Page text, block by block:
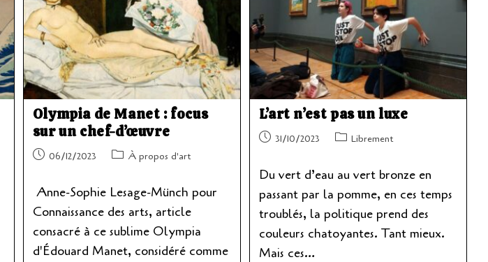
Olympia de Manet : focus
sur un chef-d’œuvre
Publication
06/12/2023
PostÀ propos d'art
Anne-Sophie Lesage-Münch pour
Connaissance des arts, article
consacré à ce sublime Olympia
d'Édouard Manet, considéré comme
L’art n’est pas un luxe
Publication
31/10/2023
PostLibrement
Du vert d’eau au vert bronze en
passant par la pomme, en ces temps
troublés, la politique prend des
couleurs chatoyantes. Tant mieux.
Mais ces…